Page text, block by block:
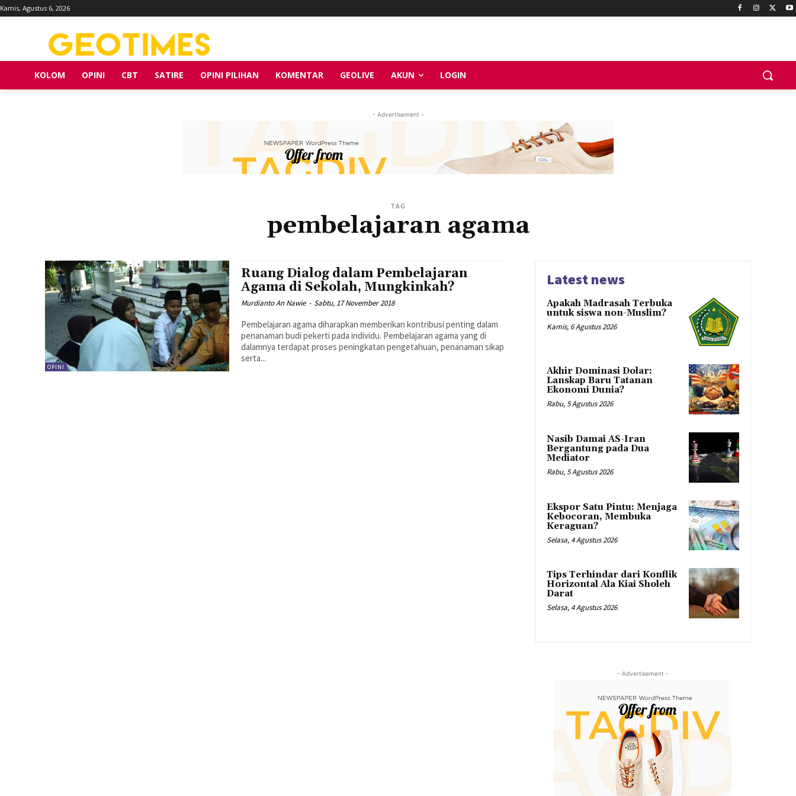
Kamis, Agustus 6, 2026
KOLOM OPINI CBT SATIRE OPINI PILIHAN KOMENTAR GEOLIVE AKUN LOGIN
- Advertisement -
TAG
pembelajaran agama
OPINI
Ruang Dialog dalam Pembelajaran
Agama di Sekolah, Mungkinkah?
Murdianto An Nawie - Sabtu, 17 November 2018
Pembelajaran agama diharapkan memberikan kontribusi penting dalam
penanaman budi pekerti pada individu. Pembelajaran agama yang di
dalamnya terdapat proses peningkatan pengetahuan, penanaman sikap
serta...
Latest news
Apakah Madrasah Terbuka
untuk siswa non-Muslim?
Kamis, 6 Agustus 2026
Akhir Dominasi Dolar:
Lanskap Baru Tatanan
Ekonomi Dunia?
Rabu, 5 Agustus 2026
Nasib Damai AS-Iran
Bergantung pada Dua
Mediator
Rabu, 5 Agustus 2026
Ekspor Satu Pintu: Menjaga
Kebocoran, Membuka
Keraguan?
Selasa, 4 Agustus 2026
Tips Terhindar dari Konflik
Horizontal Ala Kiai Sholeh
Darat
Selasa, 4 Agustus 2026
- Advertisement -